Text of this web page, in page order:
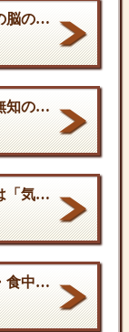
過剰なスクリーンタイムが子供の脳の発達を停滞させる。
「煙がないから大丈夫」という無知の罪。となりに一人生息するだけで、そこは危険地帯である
梅雨になると気分が落ち込むのは「気のせい」ではない
【梅雨の病気対策】長引く風邪・食中毒・カビの脅威から体を守る方法